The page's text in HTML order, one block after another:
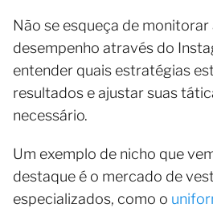
Não se esqueça de
desempenho através do
entender quais estratégias
resultados e ajustar suas
necessário.
Um exemplo de nicho que
destaque é o mercado de
especializados, como o